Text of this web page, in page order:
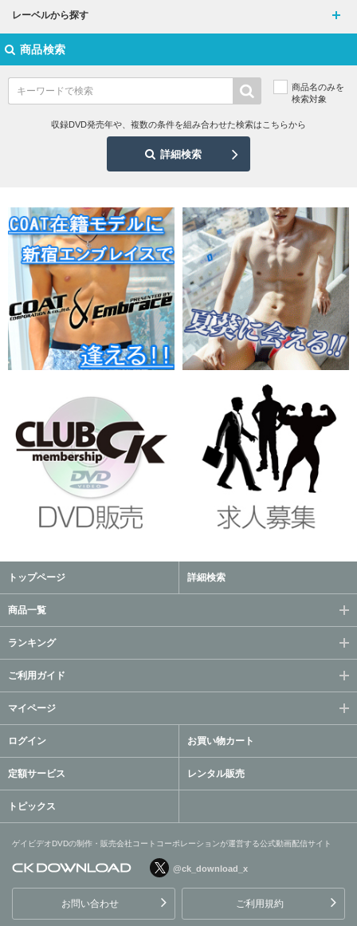
レーベルから探す
商品検索
商品名のみを
検索対象
収録DVD発売年や、複数の条件を組み合わせた検索はこちらから
詳細検索
トップページ 詳細検索
商品一覧
ランキング
ご利用ガイド
マイページ
ログイン お買い物カート
定額サービス レンタル販売
トピックス
ゲイビデオDVDの制作・販売会社コートコーポレーションが運営する公式動画配信サイト
ョンが運営する公式動画配
信サイト
@ck_download_x
お問い合わせ ご利用規約